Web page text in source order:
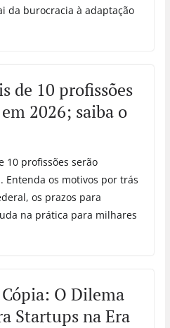
da burocracia à adaptação
de 10 profissões
2026; saiba o
10 profissões serão
Entenda os motivos por trás
os prazos para
na prática para milhares
O Dilema
Startups na Era